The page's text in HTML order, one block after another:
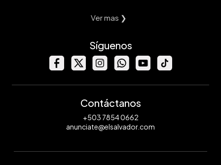
Ver mas ❯
Síguenos
Contáctanos
+503 7854 0662
anunciate@elsalvador.com